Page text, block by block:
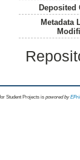
Deposited
Metadata
Student Projects is powored by